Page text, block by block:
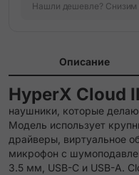
Нашли дешевле? Снизим
Описание
HyperX Cloud
наушники, которые
Модель использует
драйверы, виртуальное
микрофон с
3.5 мм, USB-C и USB-A.